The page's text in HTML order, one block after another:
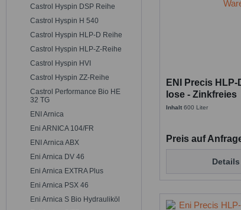
Castrol Hyspin DSP Reihe
Castrol Hyspin H 540
Castrol Hyspin HLP-D Reihe
Castrol Hyspin HLP-Z-Reihe
Castrol Hyspin HVI
Castrol Hyspin ZZ-Reihe
Castrol Performance Bio HE
32 TG
ENI Arnica
Eni ARNICA 104/FR
ENI Arnica ABX
Eni Arnica DV 46
Eni Arnica EXTRA Plus
Eni Arnica PSX 46
Eni Arnica S Bio Hydrauliköl
ENI Precis HLP-
lose - Zinkfreies
detergierendes
Inhalt600 Liter
Preis auf
Details